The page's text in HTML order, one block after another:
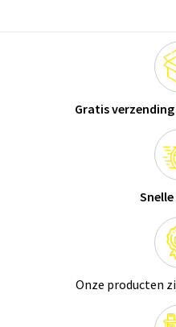
Gratis verzending
Snelle
Onze producten